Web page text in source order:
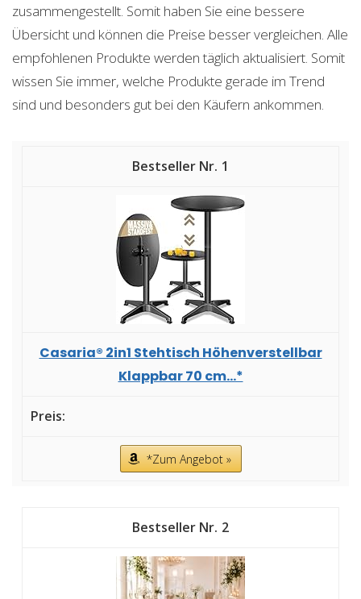
zusammengestellt. Somit haben Sie eine bessere
Übersicht und können die Preise besser vergleichen. Alle
empfohlenen Produkte werden täglich aktualisiert. Somit
wissen Sie immer, welche Produkte gerade im Trend
sind und besonders gut bei den Käufern ankommen.
1
Casaria® 2in1 Stehtisch Höhenverstellbar
Klappbar 70 cm...*
*Zum Angebot »
2